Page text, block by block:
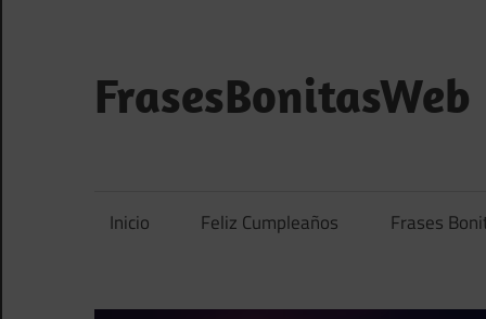
contenido
FrasesBonitasWeb
y
Inicio Feliz Cumpleaños Frases